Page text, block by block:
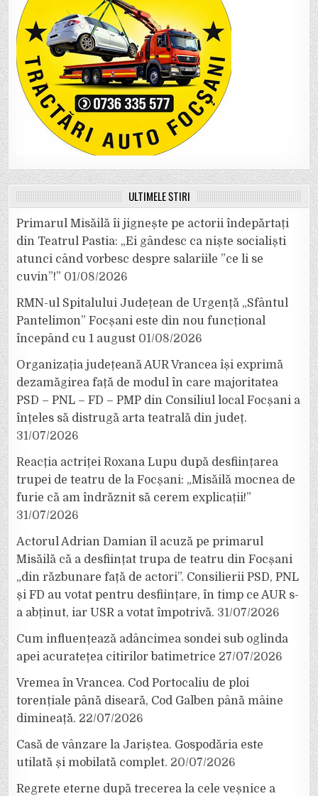
ULTIMELE ȘTIRI
Primarul Misăilă îi jignește pe actorii îndepărtați
din Teatrul Pastia: „Ei gândesc ca niște socialiști
atunci când vorbesc despre salariile ”ce li se
cuvin”!” 01/08/2026
RMN-ul Spitalului Județean de Urgență „Sfântul
Pantelimon” Focșani este din nou funcțional
începând cu 1 august 01/08/2026
Organizația județeană AUR Vrancea își exprimă
dezamăgirea față de modul în care majoritatea
PSD – PNL – FD – PMP din Consiliul local Focșani a
înțeles să distrugă arta teatrală din județ.
31/07/2026
Reacția actriței Roxana Lupu după desființarea
trupei de teatru de la Focșani: „Misăilă mocnea de
furie că am îndrăznit să cerem explicații!”
31/07/2026
Actorul Adrian Damian îl acuză pe primarul
Misăilă că a desființat trupa de teatru din Focșani
„din răzbunare față de actori”. Consilierii PSD, PNL
și FD au votat pentru desființare, în timp ce AUR s-
a abținut, iar USR a votat împotrivă. 31/07/2026
Cum influențează adâncimea sondei sub oglinda
apei acuratețea citirilor batimetrice 27/07/2026
Vremea în Vrancea. Cod Portocaliu de ploi
torențiale până diseară, Cod Galben până mâine
dimineață. 22/07/2026
Casă de vânzare la Jariștea. Gospodăria este
utilată și mobilată complet. 20/07/2026
Regrete eterne după trecerea la cele veșnice a